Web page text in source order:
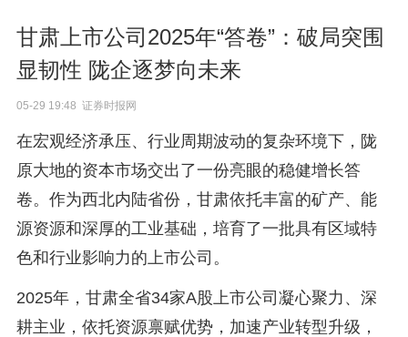
甘肃上市公司2025年“答卷”：破局突围
显韧性 陇企逐梦向未来
05-29 19:48 证券时报网
在宏观经济承压、行业周期波动的复杂环境下，陇
原大地的资本市场交出了一份亮眼的稳健增长答
卷。作为西北内陆省份，甘肃依托丰富的矿产、能
源资源和深厚的工业基础，培育了一批具有区域特
色和行业影响力的上市公司。
2025年，甘肃全省34家A股上市公司凝心聚力、深
耕主业，依托资源禀赋优势，加速产业转型升级，